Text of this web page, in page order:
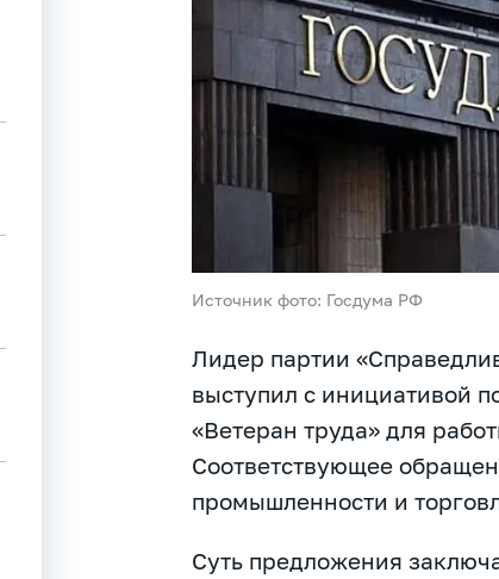
Источник фото: Госдума РФ
Лидер партии
выступил с инициативой
«Ветеран труда» для
Соответствующее
промышленности и
Суть предложения